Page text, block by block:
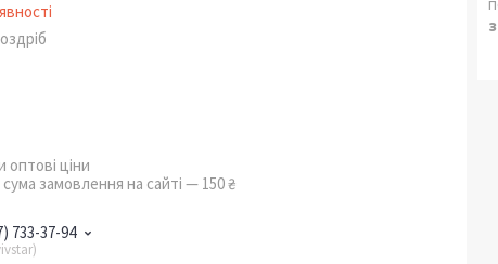
оптові ціни
сума замовлення на сайті — 150 ₴
733-37-94